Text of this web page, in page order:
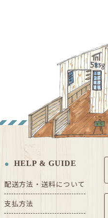
HELP & GUIDE
配送方法・送料について
支払方法